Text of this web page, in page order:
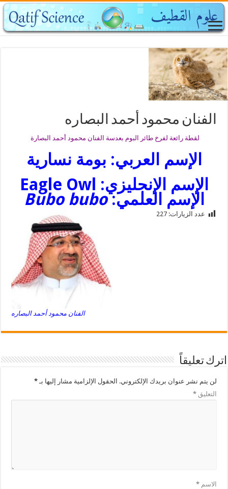
الفنان محمود أحمد البصاره
لقطة رائعة لفرخ طائر البوم بعدسة الفنان محمود أحمد البصارة
الإسم العربي: بومة نسارية
الإسم الإنجليزي: Eagle Owl
الإسم العلمي:Bubo bubo
الفنان محمود أحمد البصاره
عدد الزيارات: 227
اترك تعليقاً
لن يتم نشر عنوان بريدك الإلكتروني. الحقول الإلزامية مشار إليها بـ*
التعليق*
الاسم*